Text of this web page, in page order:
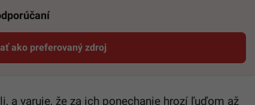
ako preferovaný zdroj
Startitup, odkaz sa otvorí v novom okne
a varuje, že za ich ponechanie hrozí ľuďom až